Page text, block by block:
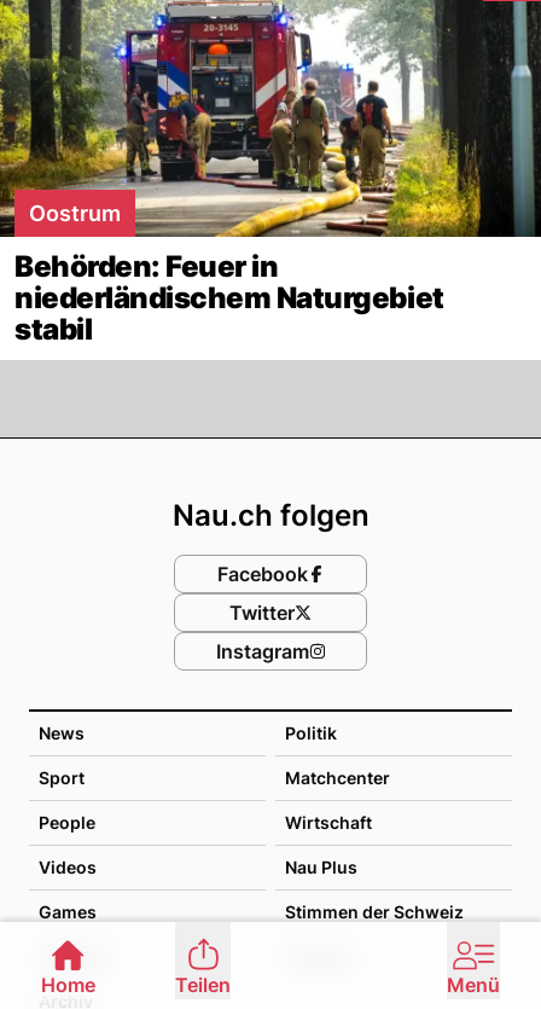
Oostrum
Behörden: Feuer in
niederländischem Naturgebiet
stabil
News Politik
Sport Matchcenter
People Wirtschaft
Videos Nau Plus
Games Stimmen der Schweiz
Lifestyle
Nau.ch folgen
Facebook
Twitter
Instagram
Home Teilen Menü